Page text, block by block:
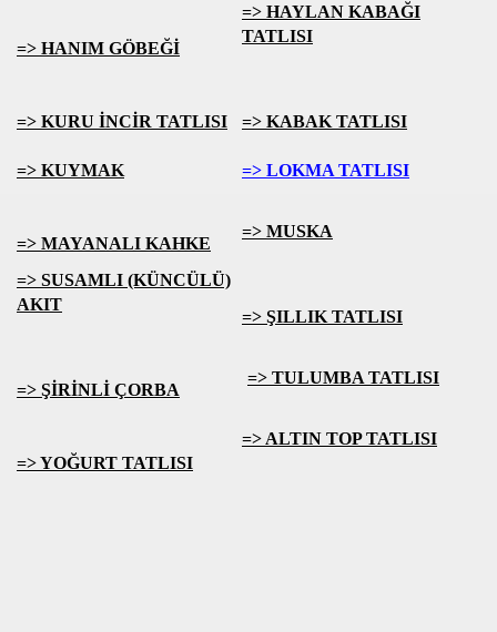
=> HANIM GÖBEĞİ
=> HAYLAN KABAĞI
TATLISI
=> KURU İNCİR TATLISI => KABAK TATLISI
=> KUYMAK => LOKMA TATLISI
=> MAYANALI KAHKE
=> MUSKA
=> SUSAMLI (KÜNCÜLÜ)
AKIT
=> ŞILLIK TATLISI
=> ŞİRİNLİ ÇORBA
=> TULUMBA TATLISI
=> YOĞURT TATLISI
=> ALTIN TOP TATLISI